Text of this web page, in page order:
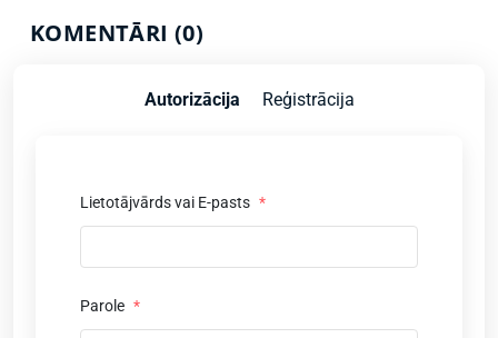
KOMENTĀRI (0)
Autorizācija Reģistrācija
Lietotājvārds vai E-pasts *
Parole *